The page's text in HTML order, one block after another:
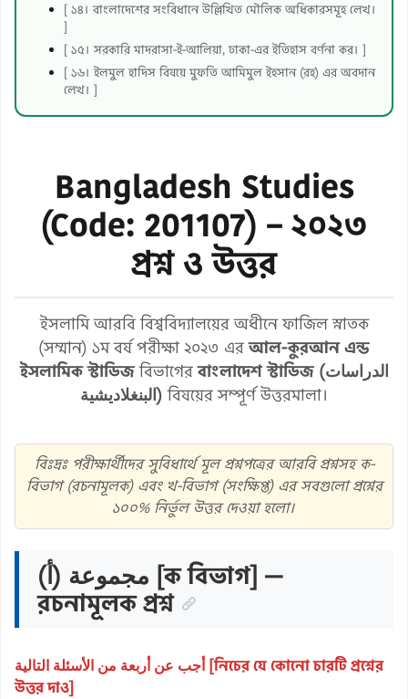
[ ১৪। বাংলাদেশের সংবিধানে উল্লিখিত মৌলিক অধিকারসমূহ লেখ।
]
[ ১৫। সরকারি মাদরাসা-ই-আলিয়া, ঢাকা-এর ইতিহাস বর্ণনা কর। ]
[ ১৬। ইলমুল হাদিস বিষয়ে মুফতি আমিমুল ইহসান (রহ) এর অবদান
লেখ। ]
Bangladesh Studies
(Code: 201107) – ২০২৩
প্রশ্ন ও উত্তর
ইসলামি আরবি বিশ্ববিদ্যালয়ের অধীনে ফাজিল স্নাতক
(সম্মান) ১ম বর্ষ পরীক্ষা ২০২৩ এরআল-কুরআন এন্ড
ইসলামিক স্টাডিজবিভাগেরবাংলাদেশ স্টাডিজ (الدراسات
البنغلاديشية) বিষয়ের সম্পূর্ণ উত্তরমালা।
বিঃদ্রঃ পরীক্ষার্থীদের সুবিধার্থে মূল প্রশ্নপত্রের আরবি প্রশ্নসহ ক-
বিভাগ (রচনামূলক) এবং খ-বিভাগ (সংক্ষিপ্ত) এর সবগুলো প্রশ্নের
১০০% নির্ভুল উত্তর দেওয়া হলো।
مجموعة (أ) [ক বিভাগ] —
রচনামূলক প্রশ্ন
أجب عن أربعة من الأسئلة التالية [নিচের যে কোনো চারটি প্রশ্নের
উত্তর দাও]